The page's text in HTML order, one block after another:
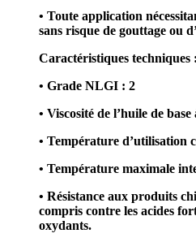
• Toute application
sans risque de gouttage ou
Caractéristiques techniques :
• Grade NLGI : 2
• Viscosité de l’huile de base
• Température d’utilisation
• Température maximale
• Résistance aux produits
compris contre les acides
oxydants.